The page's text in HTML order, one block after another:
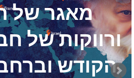
מאגר של
ורווקות של
הקודש